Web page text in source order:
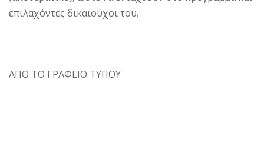
επιλαχόντες δικαιούχοι του.
ΑΠΟ ΤΟ ΓΡΑΦΕΙΟ ΤΥΠΟΥ